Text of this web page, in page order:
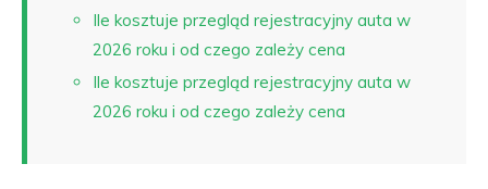
Ile kosztuje przegląd rejestracyjny auta w
2026 roku i od czego zależy cena
Ile kosztuje przegląd rejestracyjny auta w
2026 roku i od czego zależy cena